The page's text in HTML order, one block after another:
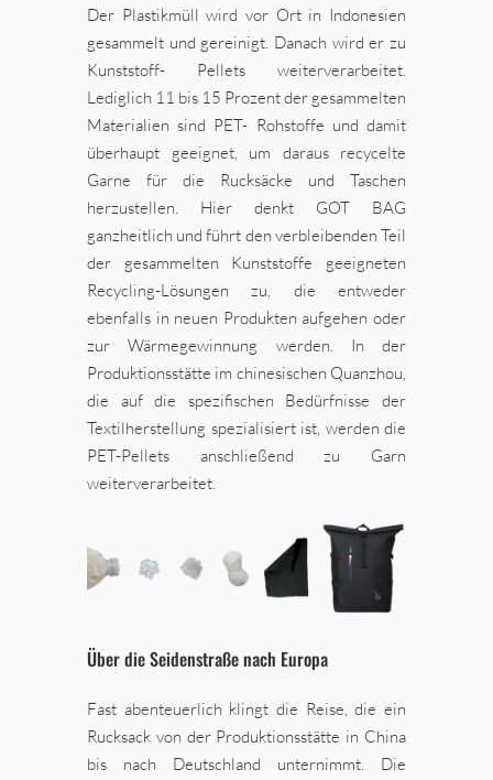
Der Plastikmüll wird vor Ort in Indonesien
gesammelt und gereinigt. Danach wird er zu
Kunststoff- Pellets weiterverarbeitet.
Lediglich 11 bis 15 Prozent der gesammelten
Materialien sind PET- Rohstoffe und damit
überhaupt geeignet, um daraus recycelte
Garne für die Rucksäcke und Taschen
herzustellen. Hier denkt GOT BAG
ganzheitlich und führt den verbleibenden Teil
der gesammelten Kunststoffe geeigneten
Recycling-Lösungen zu, die entweder
ebenfalls in neuen Produkten aufgehen oder
zur Wärmegewinnung werden. In der
Produktionsstätte im chinesischen Quanzhou,
die auf die spezifischen Bedürfnisse der
Textilherstellung spezialisiert ist, werden die
PET-Pellets anschließend zu Garn
weiterverarbeitet.
Über die Seidenstraße nach Europa
Fast abenteuerlich klingt die Reise, die ein
Rucksack von der Produktionsstätte in China
bis nach Deutschland unternimmt. Die